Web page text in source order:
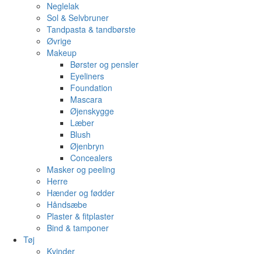
Neglelak
Sol & Selvbruner
Tandpasta & tandbørste
Øvrige
Makeup
Børster og pensler
Eyeliners
Foundation
Mascara
Øjenskygge
Læber
Blush
Øjenbryn
Concealers
Masker og peeling
Herre
Hænder og fødder
Håndsæbe
Plaster & fitplaster
Bind & tamponer
Tøj
Kvinder